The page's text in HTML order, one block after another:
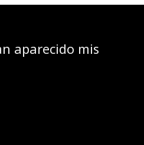
aparecido mis